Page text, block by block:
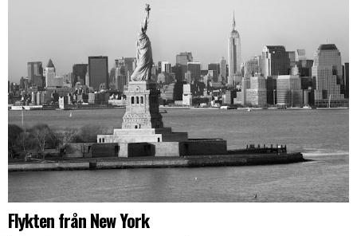
Flykten från New York